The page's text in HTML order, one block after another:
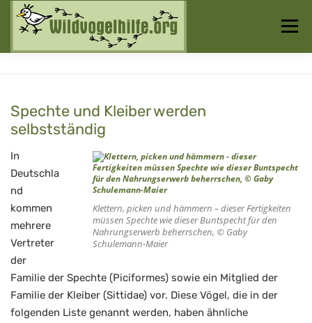
Inhalt
springen
Menü
Auffangstationen
Spechte und Kleiber werden
selbstständig
Klettern, picken und hämmern – dieser Fertigkeiten
müssen Spechte wie dieser Buntspecht für den
Nahrungserwerb beherrschen, © Gaby
Schulemann-Maier
In
Deutschla
nd
kommen
mehrere
Vertreter
der
Familie der Spechte (Piciformes) sowie ein Mitglied der
Familie der Kleiber (Sittidae) vor. Diese Vögel, die in der
folgenden Liste genannt werden, haben ähnliche